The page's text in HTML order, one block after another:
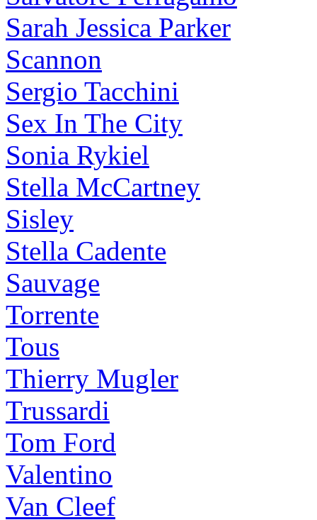
Sarah Jessica Parker
Scannon
Sergio Tacchini
Sex In The City
Sonia Rykiel
Stella McCartney
Sisley
Stella Cadente
Sauvage
Torrente
Tous
Thierry Mugler
Trussardi
Tom Ford
Valentino
Van Cleef